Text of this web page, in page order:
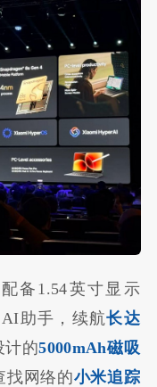
备1.54英寸显示
助手，续航长达
计的5000mAh磁吸
找网络的小米追踪